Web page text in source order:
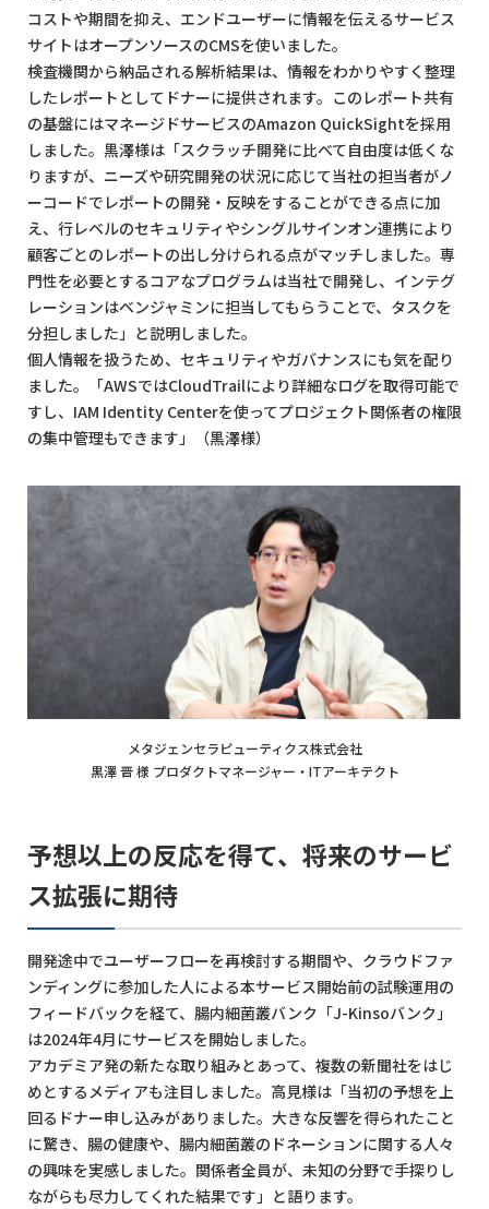
コストや期間を抑え、エンドユーザーに情報を伝えるサービス
サイトはオープンソースのCMSを使いました。
検査機関から納品される解析結果は、情報をわかりやすく整理
したレポートとしてドナーに提供されます。このレポート共有
の基盤にはマネージドサービスのAmazon QuickSightを採用
しました。黒澤様は「スクラッチ開発に比べて自由度は低くな
りますが、ニーズや研究開発の状況に応じて当社の担当者がノ
ーコードでレポートの開発・反映をすることができる点に加
え、行レベルのセキュリティやシングルサインオン連携により
顧客ごとのレポートの出し分けられる点がマッチしました。専
門性を必要とするコアなプログラムは当社で開発し、インテグ
レーションはベンジャミンに担当してもらうことで、タスクを
分担しました」と説明しました。
個人情報を扱うため、セキュリティやガバナンスにも気を配り
ました。「AWSではCloudTrailにより詳細なログを取得可能で
すし、IAM Identity Centerを使ってプロジェクト関係者の権限
の集中管理もできます」（黒澤様）
メタジェンセラピューティクス株式会社
黒澤 晋 様 プロダクトマネージャー・ITアーキテクト
予想以上の反応を得て、将来のサービ
ス拡張に期待
開発途中でユーザーフローを再検討する期間や、クラウドファ
ンディングに参加した人による本サービス開始前の試験運用の
フィードバックを経て、腸内細菌叢バンク「J-Kinsoバンク」
は2024年4月にサービスを開始しました。
アカデミア発の新たな取り組みとあって、複数の新聞社をはじ
めとするメディアも注目しました。高見様は「当初の予想を上
回るドナー申し込みがありました。大きな反響を得られたこと
に驚き、腸の健康や、腸内細菌叢のドネーションに関する人々
の興味を実感しました。関係者全員が、未知の分野で手探りし
ながらも尽力してくれた結果です」と語ります。